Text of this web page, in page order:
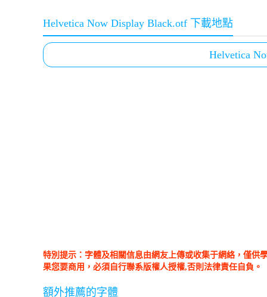
Helvetica Now Display Black.otf 下載地點
Helvetica
特別提示：字體及相關信息由網友上傳或收集于網絡，僅供
果您要商用，必須自行聯系版權人授權,否則法律責任自負。
額外推薦的字體